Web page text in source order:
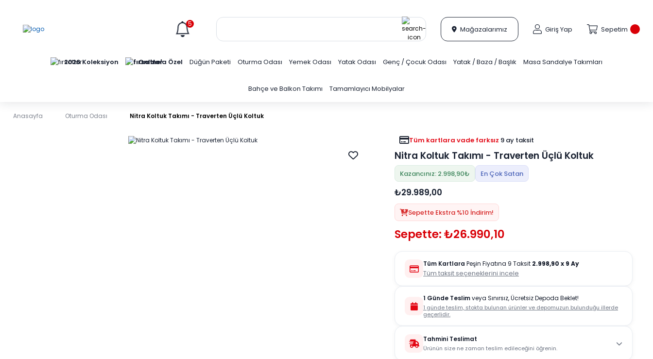
5
Mağazalarımız Giriş Yap Sepetim
2026 Koleksiyon Online'a Özel Düğün Paketi Oturma Odası Yemek Odası Yatak Odası Genç / Çocuk Odası Yatak / Baza / Başlık Masa Sandalye Takımları
Bahçe ve Balkon Takımı Tamamlayıcı Mobilyalar
Anasayfa Oturma Odası Nitra Koltuk Takımı - Traverten Üçlü Koltuk
Tüm kartlara vade farksız 9 ay taksit
Nitra Koltuk Takımı - Traverten Üçlü Koltuk
Kazancınız: 2.998,90₺ En Çok Satan
₺29.989,00
Sepette Ekstra %10 İndirim!
Sepette: ₺26.990,10
Tüm Kartlara Peşin Fiyatına 9 Taksit 2.998,90 x 9 Ay
Tüm taksit seçeneklerini incele
1 Günde Teslimveya Sınırsız, Ücretsiz Depoda Beklet!
1 günde teslim, stokta bulunan ürünler ve depomuzun bulunduğu illerde
geçerlidir.
Tahmini Teslimat
Ürünün size ne zaman teslim edileceğini öğrenin.